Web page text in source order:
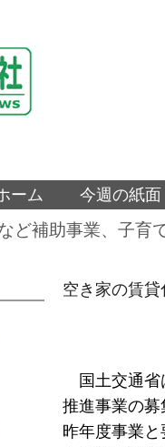
ーム 今週の紙面
ど補助事業、子育
空き家の賃
国土交通
推進事業の募
昨年度事業